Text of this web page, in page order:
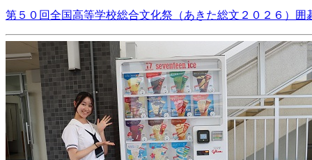
第５０回全国高等学校総合文化祭（あきた総文２０２６）囲